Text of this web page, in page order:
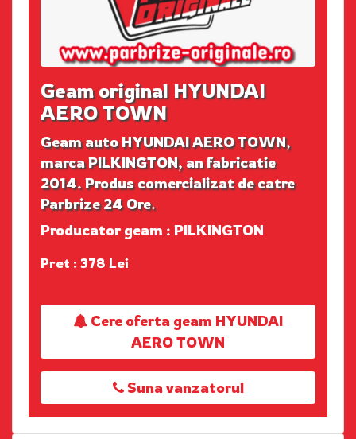
Geam original HYUNDAI
AERO TOWN
Geam auto HYUNDAI AERO TOWN,
marca PILKINGTON, an fabricatie
2014. Produs comercializat de catre
Parbrize 24 Ore.
Producator geam : PILKINGTON
Pret : 378 Lei
Cere oferta geam HYUNDAI
AERO TOWN
Suna vanzatorul